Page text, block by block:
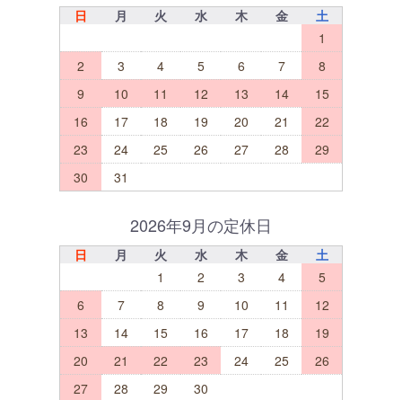
日 月 火 水 木 金
土
1
2
3 4 5 6 7
8
9
10 11 12 13 14
15
16
17 18 19 20 21
22
23
24 25 26 27 28
29
30
31
2026年9月の定休日
日 月 火 水 木 金
土
1
2 3 4
5
6
7 8 9 10 11
12
13
14 15 16 17 18
19
20
21 22 23 24 25
26
27
28 29 30